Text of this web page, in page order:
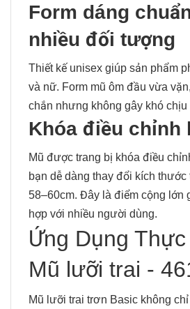
Form dáng
nhiều đối tượng
Thiết kế unisex giúp sản phẩm
và nữ. Form mũ ôm đầu vừa
chắn nhưng không gây khó chịu
Khóa điều chỉnh
Mũ được trang bị khóa điều
bạn dễ dàng thay đổi kích
58–60cm. Đây là điểm cộng lớn
hợp với nhiều người dùng.
Ứng Dụng
Mũ lưỡi trai -
Mũ lưỡi trai trơn Basic không